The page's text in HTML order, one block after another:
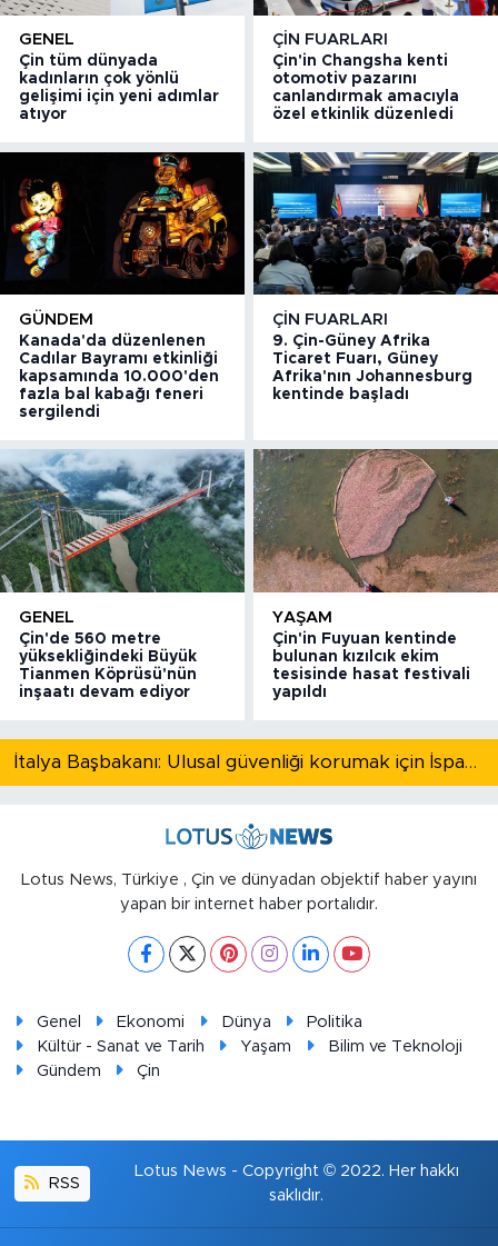
GENEL
Çin tüm dünyada
kadınların çok yönlü
gelişimi için yeni adımlar
atıyor
ÇIN FUARLARI
Çin'in Changsha kenti
otomotiv pazarını
canlandırmak amacıyla
özel etkinlik düzenledi
GÜNDEM
Kanada'da düzenlenen
Cadılar Bayramı etkinliği
kapsamında 10.000'den
fazla bal kabağı feneri
sergilendi
ÇIN FUARLARI
9. Çin-Güney Afrika
Ticaret Fuarı, Güney
Afrika'nın Johannesburg
kentinde başladı
GENEL
Çin'de 560 metre
yüksekliğindeki Büyük
Tianmen Köprüsü'nün
inşaatı devam ediyor
YAŞAM
Çin'in Fuyuan kentinde
bulunan kızılcık ekim
tesisinde hasat festivali
yapıldı
İtalya Başbakanı: Ulusal güvenliği korumak için İspanya ile Schengen kapsamındaki serbest dolaşımı askıya alıyoruz
Lotus News, Türkiye , Çin ve dünyadan objektif haber yayını
yapan bir internet haber portalıdır.
Genel Ekonomi Dünya
Politika
Kültür - Sanat ve Tarih
Yaşam
Bilim ve Teknoloji
Gündem
Çin
RSS
Lotus News - Copyright © 2022. Her hakkı
saklıdır.